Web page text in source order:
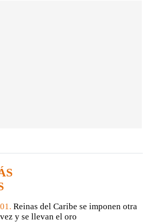
01. Reinas del Caribe se imponen otra
vez y se llevan el oro